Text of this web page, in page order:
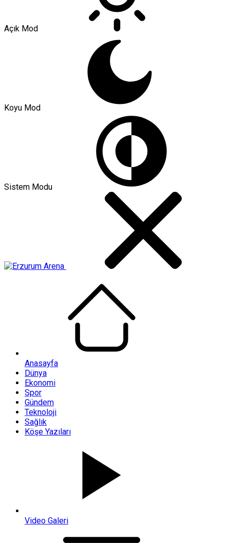
Açık Mod
Koyu Mod
Sistem Modu
Anasayfa
Dünya
Ekonomi
Spor
Gündem
Teknoloji
Sağlık
Köşe Yazıları
Video Galeri